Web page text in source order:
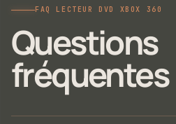
FAQ LECTEUR DVD XBOX 360
Questions
fréquentes